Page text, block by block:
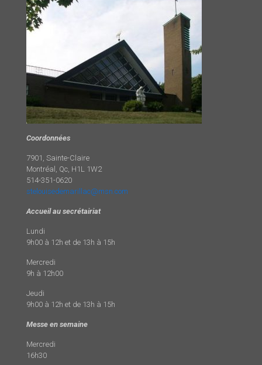
Coordonnées
7901, Sainte-Claire
Montréal, Qc, H1L 1W2
514-351-0620
stelouisedemarillac@msn.com
Accueil au secrétairiat
Lundi
9h00 à 12h et de 13h à 15h
Mercredi
9h à 12h00
Jeudi
9h00 à 12h et de 13h à 15h
Messe en semaine
Mercredi
16h30